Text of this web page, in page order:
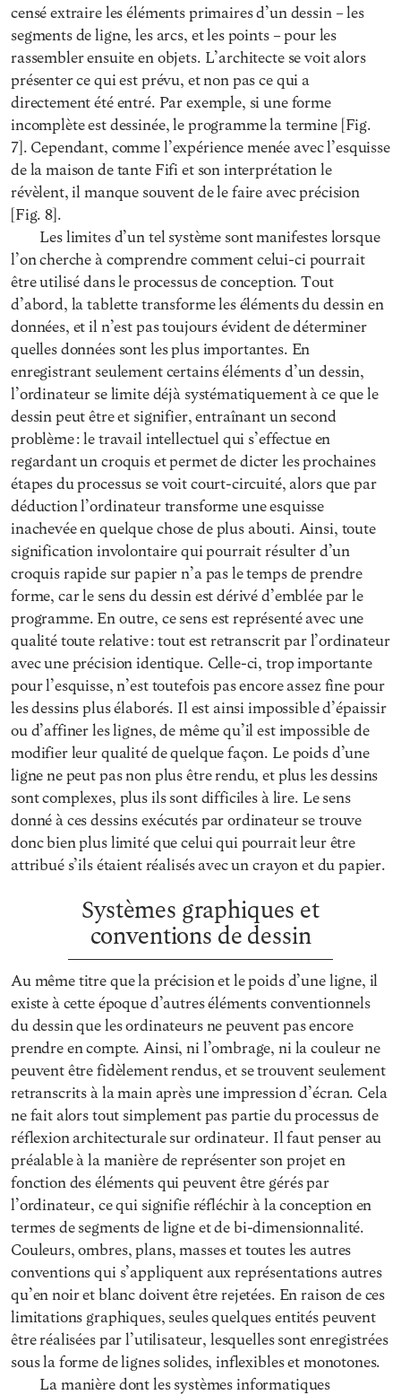
censé extraire les éléments primaires d’un dessin – les
segments de ligne, les arcs, et les points – pour les
rassembler ensuite en objets. L’architecte se voit alors
présenter ce qui est prévu, et non pas ce qui a
directement été entré. Par exemple, si une forme
incomplète est dessinée, le programme la termine [Fig.
7]. Cependant, comme l’expérience menée avec l’esquisse
de la maison de tante Fifi et son interprétation le
révèlent, il manque souvent de le faire avec précision
[Fig. 8].
Les limites d’un tel système sont manifestes lorsque
l’on cherche à comprendre comment celui-ci pourrait
être utilisé dans le processus de conception. Tout
d’abord, la tablette transforme les éléments du dessin en
données, et il n’est pas toujours évident de déterminer
quelles données sont les plus importantes. En
enregistrant seulement certains éléments d’un dessin,
l’ordinateur se limite déjà systématiquement à ce que le
dessin peut être et signifier, entraînant un second
problème : le travail intellectuel qui s’effectue en
regardant un croquis et permet de dicter les prochaines
étapes du processus se voit court-circuité, alors que par
déduction l’ordinateur transforme une esquisse
inachevée en quelque chose de plus abouti. Ainsi, toute
signification involontaire qui pourrait résulter d’un
croquis rapide sur papier n’a pas le temps de prendre
forme, car le sens du dessin est dérivé d’emblée par le
programme. En outre, ce sens est représenté avec une
qualité toute relative : tout est retranscrit par l’ordinateur
avec une précision identique. Celle-ci, trop importante
pour l’esquisse, n’est toutefois pas encore assez fine pour
les dessins plus élaborés. Il est ainsi impossible d’épaissir
ou d’affiner les lignes, de même qu’il est impossible de
modifier leur qualité de quelque façon. Le poids d’une
ligne ne peut pas non plus être rendu, et plus les dessins
sont complexes, plus ils sont difficiles à lire. Le sens
donné à ces dessins exécutés par ordinateur se trouve
donc bien plus limité que celui qui pourrait leur être
attribué s’ils étaient réalisés avec un crayon et du papier.
Systèmes graphiques et
conventions de dessin
Au même titre que la précision et le poids d’une ligne, il
existe à cette époque d’autres éléments conventionnels
du dessin que les ordinateurs ne peuvent pas encore
prendre en compte. Ainsi, ni l’ombrage, ni la couleur ne
peuvent être fidèlement rendus, et se trouvent seulement
retranscrits à la main après une impression d’écran. Cela
ne fait alors tout simplement pas partie du processus de
réflexion architecturale sur ordinateur. Il faut penser au
préalable à la manière de représenter son projet en
fonction des éléments qui peuvent être gérés par
l’ordinateur, ce qui signifie réfléchir à la conception en
termes de segments de ligne et de bi-dimensionnalité.
Couleurs, ombres, plans, masses et toutes les autres
conventions qui s’appliquent aux représentations autres
qu’en noir et blanc doivent être rejetées. En raison de ces
limitations graphiques, seules quelques entités peuvent
être réalisées par l’utilisateur, lesquelles sont enregistrées
sous la forme de lignes solides, inflexibles et monotones.
La manière dont les systèmes informatiques